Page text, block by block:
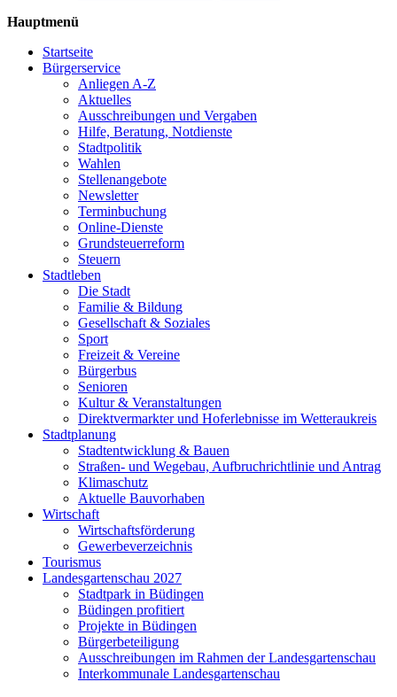
Hauptmenü
Startseite
Bürgerservice
Anliegen A-Z
Aktuelles
Ausschreibungen und Vergaben
Hilfe, Beratung, Notdienste
Stadtpolitik
Wahlen
Stellenangebote
Newsletter
Terminbuchung
Online-Dienste
Grundsteuerreform
Steuern
Stadtleben
Die Stadt
Familie & Bildung
Gesellschaft & Soziales
Sport
Freizeit & Vereine
Bürgerbus
Senioren
Kultur & Veranstaltungen
Direktvermarkter und Hoferlebnisse im Wetteraukreis
Stadtplanung
Stadtentwicklung & Bauen
Straßen- und Wegebau, Aufbruchrichtlinie und Antrag
Klimaschutz
Aktuelle Bauvorhaben
Wirtschaft
Wirtschaftsförderung
Gewerbeverzeichnis
Tourismus
Landesgartenschau 2027
Stadtpark in Büdingen
Büdingen profitiert
Projekte in Büdingen
Bürgerbeteiligung
Ausschreibungen im Rahmen der Landesgartenschau
Interkommunale Landesgartenschau